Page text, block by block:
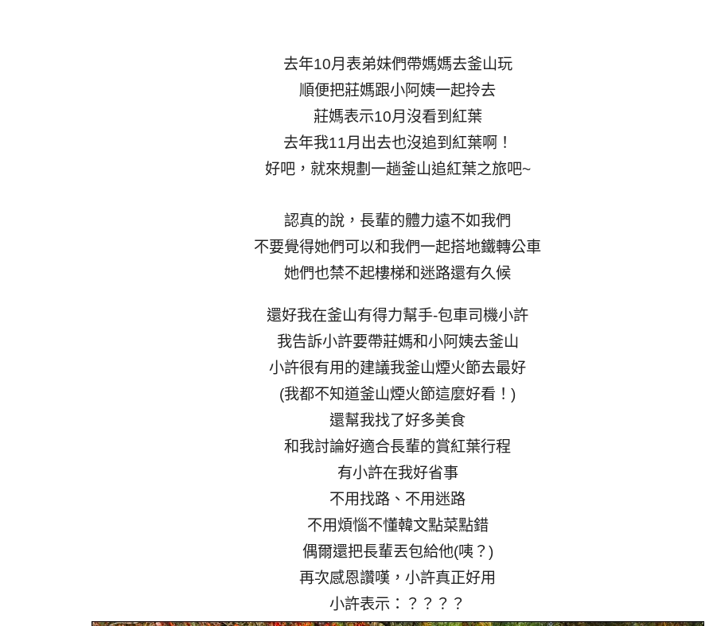
去年10月表弟妹們帶媽媽去釜山玩
順便把莊媽跟小阿姨一起拎去
莊媽表示10月沒看到紅葉
去年我11月出去也沒追到紅葉啊！
好吧，就來規劃一趟釜山追紅葉之旅吧~
認真的說，長輩的體力遠不如我們
不要覺得她們可以和我們一起搭地鐵轉公車
她們也禁不起樓梯和迷路還有久候
還好我在釜山有得力幫手-包車司機小許
我告訴小許要帶莊媽和小阿姨去釜山
小許很有用的建議我釜山煙火節去最好
(我都不知道釜山煙火節這麼好看！)
還幫我找了好多美食
和我討論好適合長輩的賞紅葉行程
有小許在我好省事
不用找路、不用迷路
不用煩惱不懂韓文點菜點錯
偶爾還把長輩丟包給他(咦？)
再次感恩讚嘆，小許真正好用
小許表示：？？？？